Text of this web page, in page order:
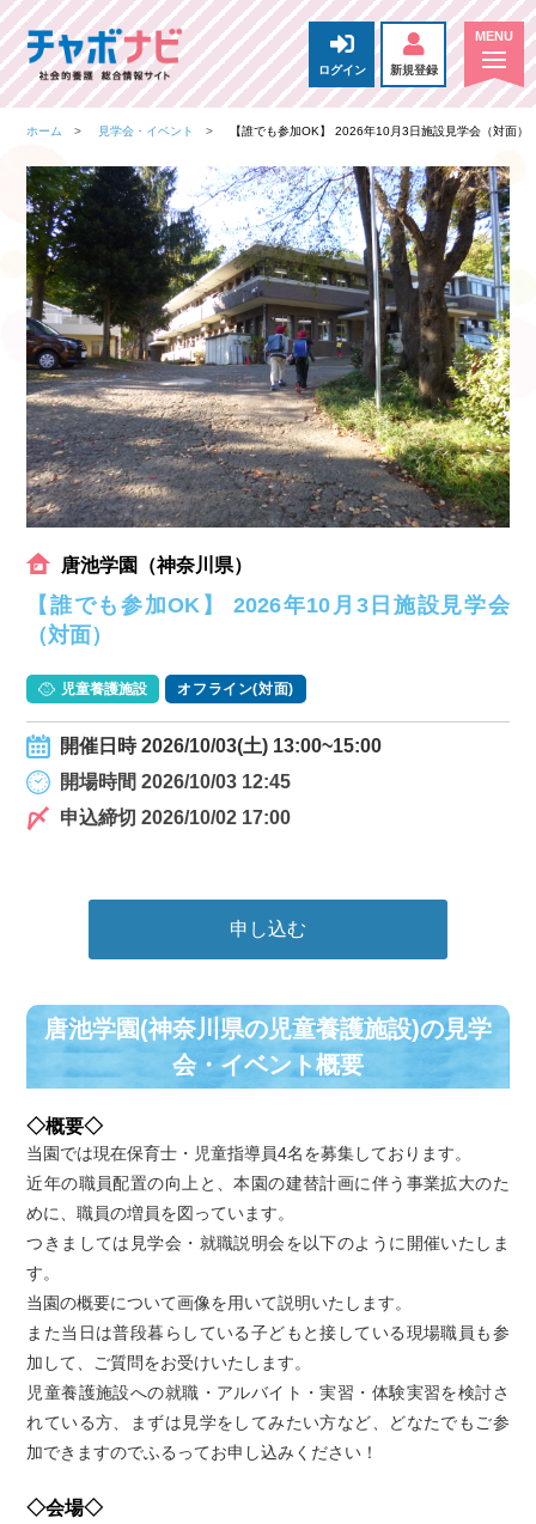
ログイン 新規登録
ホーム 見学会・イベント 【誰でも参加OK】 2026年10月3日施設見学会（対面）
唐池学園（神奈川県）
【誰でも参加OK】 2026年10月3日施設見学会
（対面）
児童養護施設 オフライン(対面)
開催日時 2026/10/03(土) 13:00~15:00
開場時間 2026/10/03 12:45
申込締切 2026/10/02 17:00
申し込む
唐池学園(神奈川県の児童養護施設)の⾒学
会・イベント概要
◇概要◇
当園では現在保育士・児童指導員4名を募集しております。
近年の職員配置の向上と、本園の建替計画に伴う事業拡大のた
めに、職員の増員を図っています。
つきましては見学会・就職説明会を以下のように開催いたしま
す。
当園の概要について画像を用いて説明いたします。
また当日は普段暮らしている子どもと接している現場職員も参
加して、ご質問をお受けいたします。
児童養護施設への就職・アルバイト・実習・体験実習を検討さ
れている方、まずは見学をしてみたい方など、どなたでもご参
加できますのでふるってお申し込みください！
◇会場◇